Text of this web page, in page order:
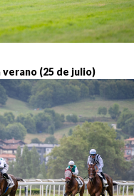
verano (25 de julio)